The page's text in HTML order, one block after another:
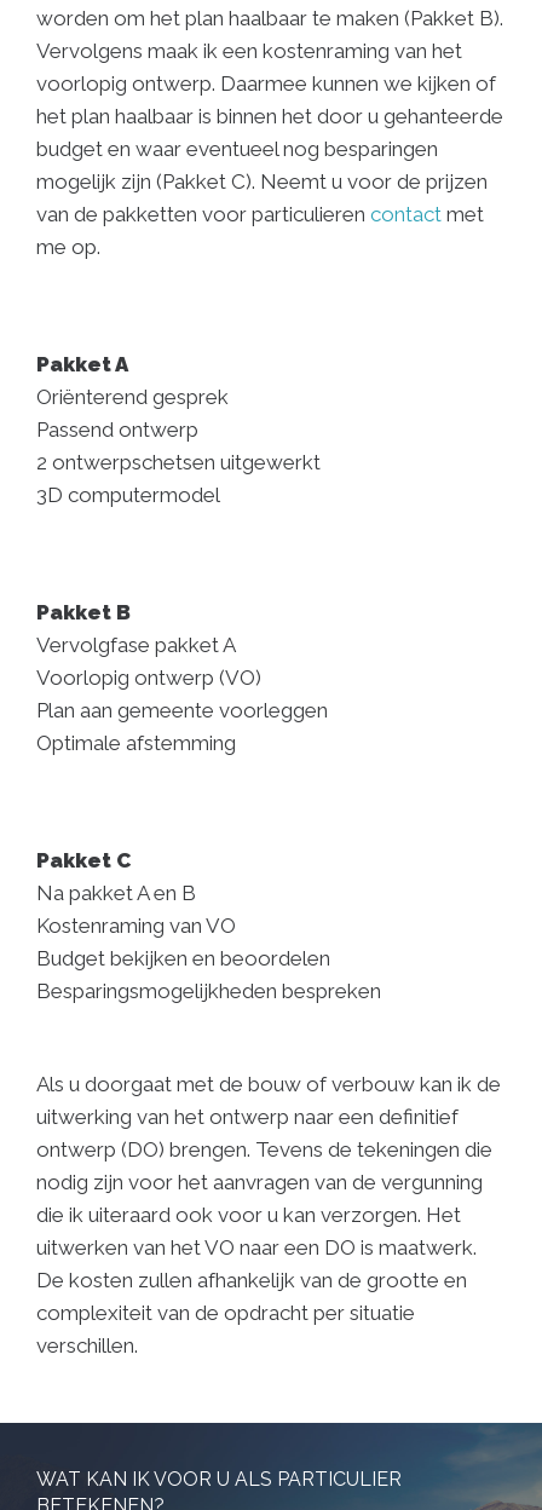
worden om het plan haalbaar te maken (Pakket B).
Vervolgens maak ik een kostenraming van het
voorlopig ontwerp. Daarmee kunnen we kijken of
het plan haalbaar is binnen het door u gehanteerde
budget en waar eventueel nog besparingen
mogelijk zijn (Pakket C). Neemt u voor de prijzen
van de pakketten voor particulieren contact met
me op.
Pakket A
Oriënterend gesprek
Passend ontwerp
2 ontwerpschetsen uitgewerkt
3D computermodel
Pakket B
Vervolgfase pakket A
Voorlopig ontwerp (VO)
Plan aan gemeente voorleggen
Optimale afstemming
Pakket C
Na pakket A en B
Kostenraming van VO
Budget bekijken en beoordelen
Besparingsmogelijkheden bespreken
Als u doorgaat met de bouw of verbouw kan ik de
uitwerking van het ontwerp naar een definitief
ontwerp (DO) brengen. Tevens de tekeningen die
nodig zijn voor het aanvragen van de vergunning
die ik uiteraard ook voor u kan verzorgen. Het
uitwerken van het VO naar een DO is maatwerk.
De kosten zullen afhankelijk van de grootte en
complexiteit van de opdracht per situatie
verschillen.
WAT KAN IK VOOR U ALS PARTICULIER